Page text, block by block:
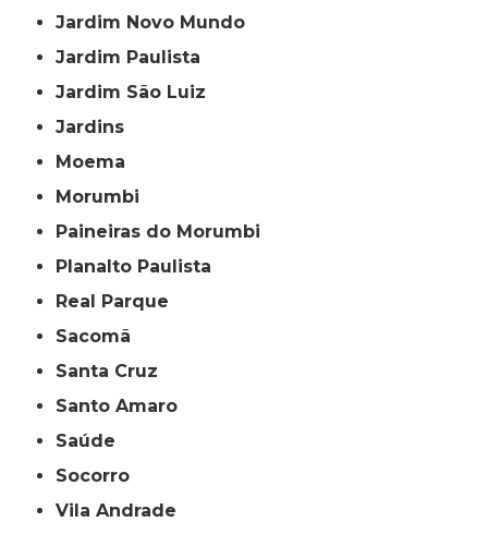
Jardim Novo Mundo
Jardim Paulista
Jardim São Luiz
Jardins
Moema
Morumbi
Paineiras do Morumbi
Planalto Paulista
Real Parque
Sacomã
Santa Cruz
Santo Amaro
Saúde
Socorro
Vila Andrade